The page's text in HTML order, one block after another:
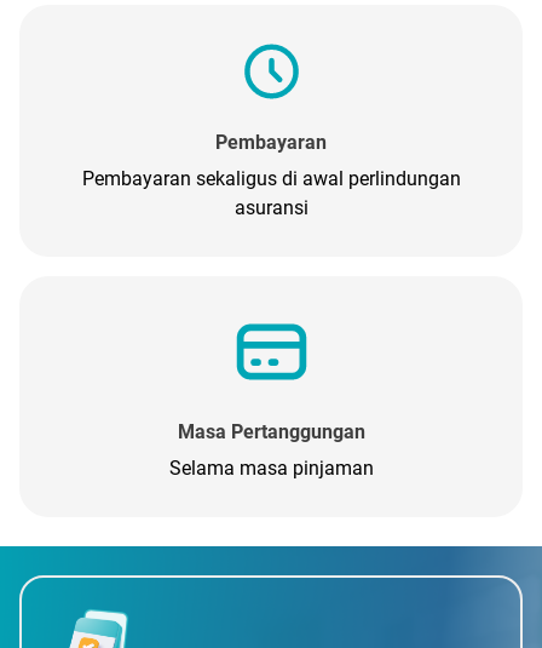
Pembayaran
Pembayaran sekaligus di awal perlindungan
asuransi
Masa Pertanggungan
Selama masa pinjaman